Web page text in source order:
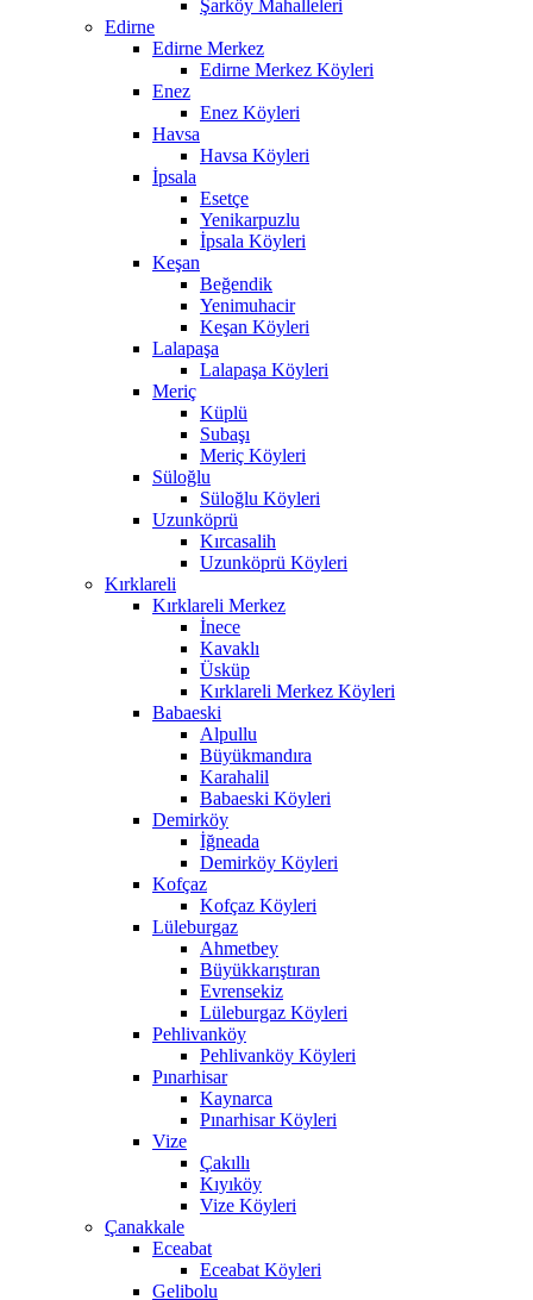
Şarköy Mahalleleri
Edirne
Edirne Merkez
Edirne Merkez Köyleri
Enez
Enez Köyleri
Havsa
Havsa Köyleri
İpsala
Esetçe
Yenikarpuzlu
İpsala Köyleri
Keşan
Beğendik
Yenimuhacir
Keşan Köyleri
Lalapaşa
Lalapaşa Köyleri
Meriç
Küplü
Subaşı
Meriç Köyleri
Süloğlu
Süloğlu Köyleri
Uzunköprü
Kırcasalih
Uzunköprü Köyleri
Kırklareli
Kırklareli Merkez
İnece
Kavaklı
Üsküp
Kırklareli Merkez Köyleri
Babaeski
Alpullu
Büyükmandıra
Karahalil
Babaeski Köyleri
Demirköy
İğneada
Demirköy Köyleri
Kofçaz
Kofçaz Köyleri
Lüleburgaz
Ahmetbey
Büyükkarıştıran
Evrensekiz
Lüleburgaz Köyleri
Pehlivanköy
Pehlivanköy Köyleri
Pınarhisar
Kaynarca
Pınarhisar Köyleri
Vize
Çakıllı
Kıyıköy
Vize Köyleri
Çanakkale
Eceabat
Eceabat Köyleri
Gelibolu